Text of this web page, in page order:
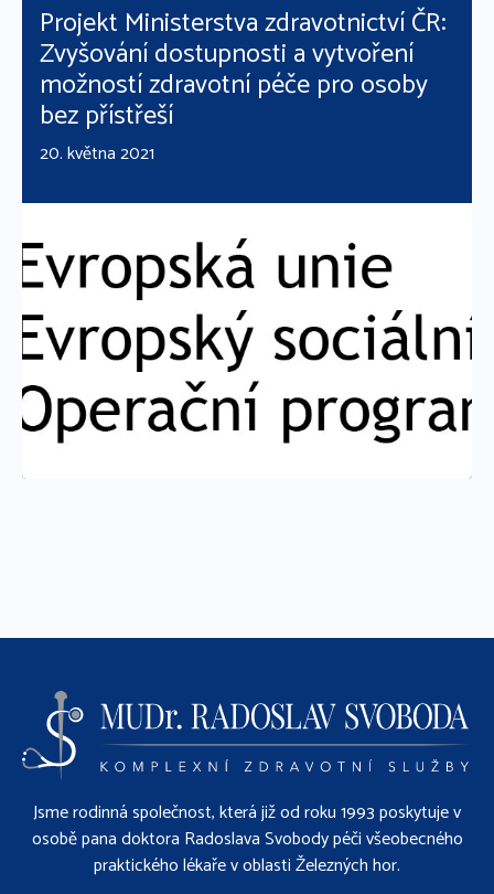
Projekt Ministerstva zdravotnictví ČR:
Zvyšování dostupnosti a vytvoření
možností zdravotní péče pro osoby
bez přístřeší
20. května 2021
Jsme rodinná společnost, která již od roku 1993 poskytuje v
osobě pana doktora Radoslava Svobody péči všeobecného
praktického lékaře v oblasti Železných hor.